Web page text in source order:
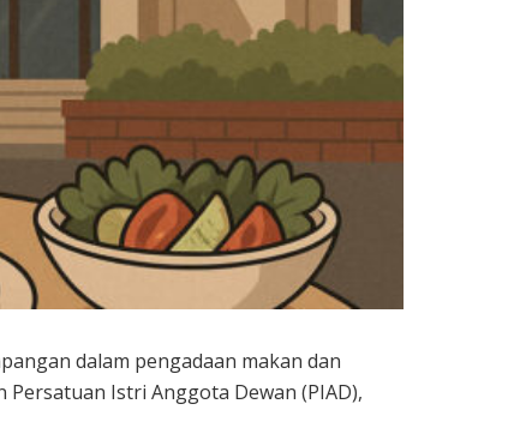
dalam pengadaan makan dan
Istri Anggota Dewan (PIAD),